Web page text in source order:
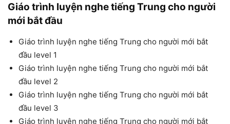
Giáo trình luyện nghe tiếng Trung cho người
mới bắt đầu
Giáo trình luyện nghe tiếng Trung cho người mới bắt
đầu level 1
Giáo trình luyện nghe tiếng Trung cho người mới bắt
đầu level 2
Giáo trình luyện nghe tiếng Trung cho người mới bắt
đầu level 3
Giáo trình luyện nghe tiếng Trung cho người mới bắt